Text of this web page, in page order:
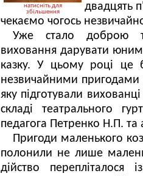
натисніть для
збільшення
двадцять
чекаємо чогось
Уже стало доброю
виховання дарувати
казку. У цьому році це
незвичайними
яку підготували
складі театрального
педагога Петренко Н.П.
Пригоди маленького
полонили не лише
дійство перепліталося